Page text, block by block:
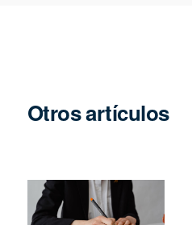
Otros artículos